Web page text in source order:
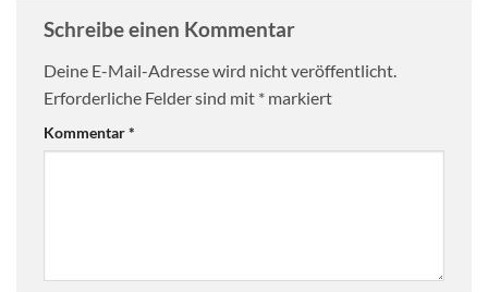
Schreibe einen Kommentar
Deine E-Mail-Adresse wird nicht veröffentlicht.
Erforderliche Felder sind mit * markiert
Kommentar*